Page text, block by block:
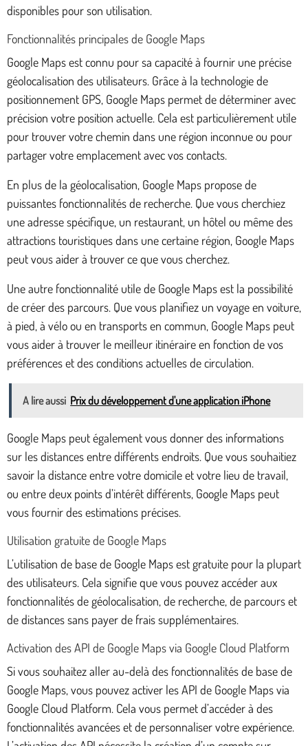
disponibles pour son utilisation.
Fonctionnalités principales de Google Maps
Google Maps est connu pour sa capacité à fournir une précise
géolocalisation des utilisateurs. Grâce à la technologie de
positionnement GPS, Google Maps permet de déterminer avec
précision votre position actuelle. Cela est particulièrement utile
pour trouver votre chemin dans une région inconnue ou pour
partager votre emplacement avec vos contacts.
En plus de la géolocalisation, Google Maps propose de
puissantes fonctionnalités de recherche. Que vous cherchiez
une adresse spécifique, un restaurant, un hôtel ou même des
attractions touristiques dans une certaine région, Google Maps
peut vous aider à trouver ce que vous cherchez.
Une autre fonctionnalité utile de Google Maps est la possibilité
de créer des parcours. Que vous planifiez un voyage en voiture,
à pied, à vélo ou en transports en commun, Google Maps peut
vous aider à trouver le meilleur itinéraire en fonction de vos
préférences et des conditions actuelles de circulation.
A lire aussi Prix du développement d'une application iPhone
Google Maps peut également vous donner des informations
sur les distances entre différents endroits. Que vous souhaitiez
savoir la distance entre votre domicile et votre lieu de travail,
ou entre deux points d’intérêt différents, Google Maps peut
vous fournir des estimations précises.
Utilisation gratuite de Google Maps
L’utilisation de base de Google Maps est gratuite pour la plupart
des utilisateurs. Cela signifie que vous pouvez accéder aux
fonctionnalités de géolocalisation, de recherche, de parcours et
de distances sans payer de frais supplémentaires.
Activation des API de Google Maps via Google Cloud Platform
Si vous souhaitez aller au-delà des fonctionnalités de base de
Google Maps, vous pouvez activer les API de Google Maps via
Google Cloud Platform. Cela vous permet d’accéder à des
fonctionnalités avancées et de personnaliser votre expérience.